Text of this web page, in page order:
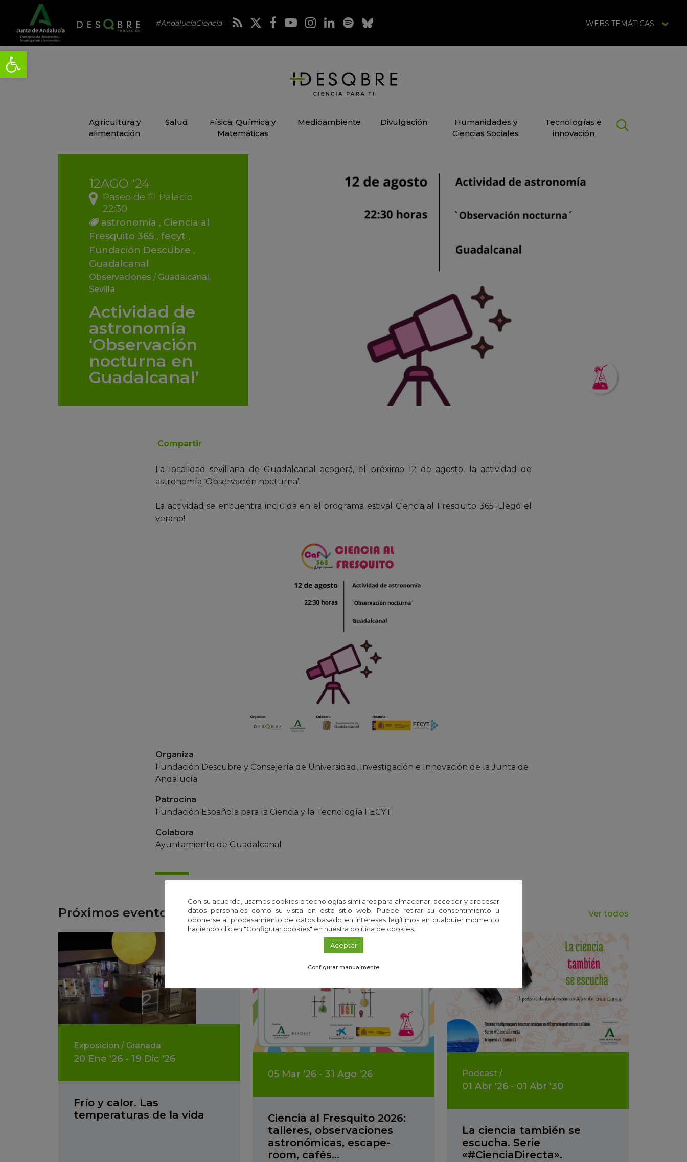
#AndalucíaCiencia WEBS TEMÁTICAS
Agricultura y
alimentación
Salud
Física, Química y
Matemáticas
Medioambiente Divulgación
Humanidades y
Ciencias Sociales
Tecnologías e
innovación
12AGO '24
Paseo de El Palacio
22:30
astronomía , Ciencia al
Fresquito 365 , fecyt ,
Fundación Descubre ,
Guadalcanal
Observaciones / Guadalcanal,
Sevilla
Actividad de
astronomía
‘Observación
nocturna en
Guadalcanal’
Compartir
La localidad sevillana de Guadalcanal acogerá, el próximo 12 de agosto, la actividad de
astronomía ‘Observación nocturna’.
La actividad se encuentra incluida en el programa estival Ciencia al Fresquito 365 ¡Llegó el
verano!
Organiza
Fundación Descubre y Consejería de Universidad, Investigación e Innovación de la Junta de
Andalucía
Patrocina
Fundación Española para la Ciencia y la Tecnología FECYT
Colabora
Ayuntamiento de Guadalcanal
Próximos eventos Ver todos
Exposición / Granada
20 Ene '26 - 19 Dic '26
Frío y calor. Las
temperaturas de la vida
05 Mar '26 - 31 Ago '26
Ciencia al Fresquito 2026:
talleres, observaciones
astronómicas, escape-
room, cafés…
Podcast /
01 Abr '26 - 01 Abr '30
La ciencia también se
escucha. Serie
«#CienciaDirecta».
Con su acuerdo, usamos cookies o tecnologías similares para almacenar, acceder y procesar
datos personales como su visita en este sitio web. Puede retirar su consentimiento u
oponerse al procesamiento de datos basado en intereses legítimos en cualquier momento
haciendo clic en "Configurar cookies" en nuestra política de cookies.
Aceptar
Configurar manualmente